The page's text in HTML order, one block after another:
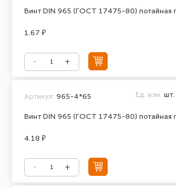
Винт DIN 965 (ГОСТ 17475-80) потайная
1.67 ₽
Винт DIN 965 (ГОСТ 17475-80) потайная
Артикул: 965-4*65 Ед. изм. шт.
4.18 ₽